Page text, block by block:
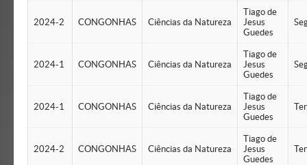
2024-2 CONGONHAS Ciências da Natureza
Tiago de
Jesus
Guedes
2024-1 CONGONHAS Ciências da Natureza
Tiago de
Jesus
Guedes
2024-1 CONGONHAS Ciências da Natureza
Tiago de
Jesus
Guedes
2024-2 CONGONHAS Ciências da Natureza
Tiago de
Jesus
Guedes